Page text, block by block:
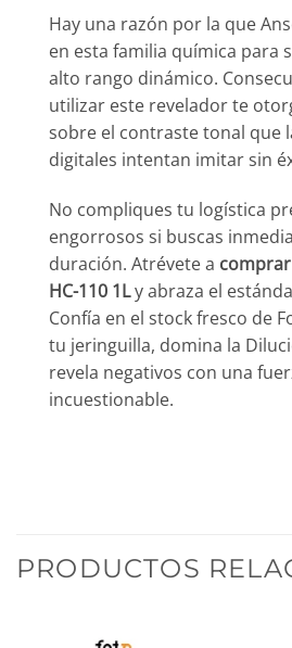
Hay una razón por la que
en esta familia química para
alto rango dinámico.
utilizar este revelador te
sobre el contraste tonal que
digitales intentan imitar sin
No compliques tu logística
engorrosos si buscas
duración. Atrévete a
HC-110 1Ly abraza el
Confía en el stock fresco de
tu jeringuilla, domina la
revela negativos con una
incuestionable.
PRODUCTOS